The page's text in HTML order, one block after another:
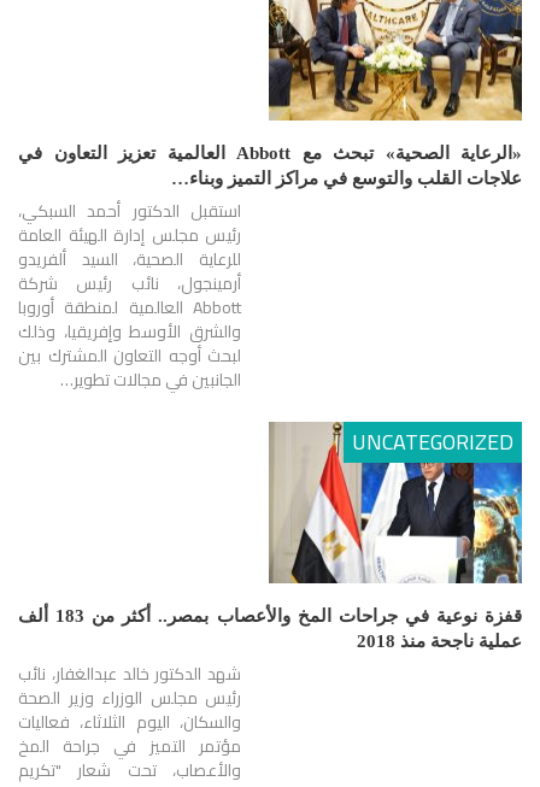
«الرعاية الصحية» تبحث مع Abbott العالمية تعزيز التعاون في
علاجات القلب والتوسع في مراكز التميز وبناء…
استقبل الدكتور أحمد السبكي،
رئيس مجلس إدارة الهيئة العامة
للرعاية الصحية، السيد ألفريدو
أرمينجول، نائب رئيس شركة
Abbott العالمية لمنطقة أوروبا
والشرق الأوسط وإفريقيا، وذلك
لبحث أوجه التعاون المشترك بين
الجانبين في مجالات تطوير…
UNCATEGORIZED
قفزة نوعية في جراحات المخ والأعصاب بمصر.. أكثر من 183 ألف
عملية ناجحة منذ 2018
شهد الدكتور خالد عبدالغفار، نائب
رئيس مجلس الوزراء وزير الصحة
والسكان، اليوم الثلاثاء، فعاليات
مؤتمر التميز في جراحة المخ
والأعصاب، تحت شعار "تكريم